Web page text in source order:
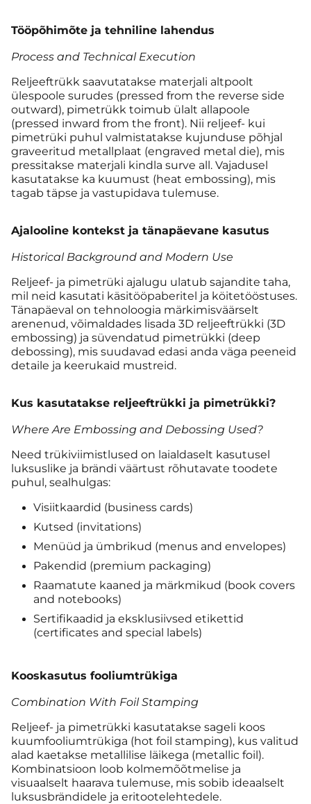
Tööpõhimõte ja tehniline lahendus
Process and Technical Execution
Reljeeftrükk saavutatakse materjali altpoolt
ülespoole surudes (pressed from the reverse side
outward), pimetrükk toimub ülalt allapoole
(pressed inward from the front). Nii reljeef- kui
pimetrüki puhul valmistatakse kujunduse põhjal
graveeritud metallplaat (engraved metal die), mis
pressitakse materjali kindla surve all. Vajadusel
kasutatakse ka kuumust (heat embossing), mis
tagab täpse ja vastupidava tulemuse.
Ajalooline kontekst ja tänapäevane kasutus
Historical Background and Modern Use
Reljeef- ja pimetrüki ajalugu ulatub sajandite taha,
mil neid kasutati käsitööpaberitel ja köitetööstuses.
Tänapäeval on tehnoloogia märkimisväärselt
arenenud, võimaldades lisada 3D reljeeftrükki (3D
embossing) ja süvendatud pimetrükki (deep
debossing), mis suudavad edasi anda väga peeneid
detaile ja keerukaid mustreid.
Kus kasutatakse reljeeftrükki ja pimetrükki?
Where Are Embossing and Debossing Used?
Need trükiviimistlused on laialdaselt kasutusel
luksuslike ja brändi väärtust rõhutavate toodete
puhul, sealhulgas:
Visiitkaardid (business cards)
Kutsed (invitations)
Menüüd ja ümbrikud (menus and envelopes)
Pakendid (premium packaging)
Raamatute kaaned ja märkmikud (book covers
and notebooks)
Sertifikaadid ja eksklusiivsed etikettid
(certificates and special labels)
Kooskasutus fooliumtrükiga
Combination With Foil Stamping
Reljeef- ja pimetrükki kasutatakse sageli koos
kuumfooliumtrükiga (hot foil stamping), kus valitud
alad kaetakse metallilise läikega (metallic foil).
Kombinatsioon loob kolmemõõtmelise ja
visuaalselt haarava tulemuse, mis sobib ideaalselt
luksusbrändidele ja eritootelehtedele.